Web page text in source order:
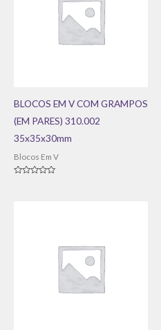
BLOCOS EM V COM GRAMPOS
(EM PARES) 310.002
35x35x30mm
Blocos Em V